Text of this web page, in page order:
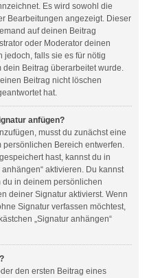
Es wird sowohl die
Bearbeitungen angezeigt. Dieser
auf deinen Beitrag
oder Moderator deinen
jedoch, falls sie es für nötig
dein Beitrag überarbeitet wurde.
Beitrag nicht löschen
hat.
anfügen?
musst du zunächst eine
Bereich entwerfen.
hast, kannst du in
aktivieren. Du kannst
in deinem persönlichen
deiner Signatur aktivierst. Wenn
Signatur verfassen möchtest,
„Signatur anhängen“
den ersten Beitrag eines